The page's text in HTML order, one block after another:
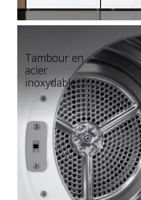
Tambour en
acier
inoxydable